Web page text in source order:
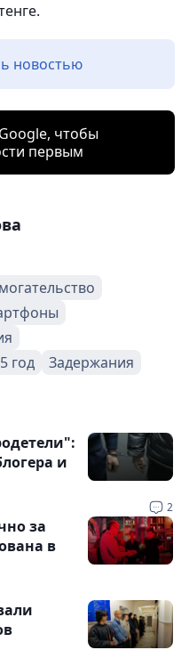
новостью
чтобы
первым
год Задержания
2
и
за
в